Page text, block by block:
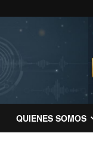
QUIENES SOMOS